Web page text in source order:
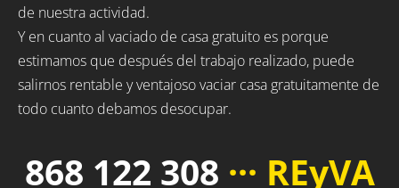
de nuestra actividad.
Y en cuanto al vaciado de casa gratuito es porque
estimamos que después del trabajo realizado, puede
salirnos rentable y ventajoso vaciar casa gratuitamente de
todo cuanto debamos desocupar.
868 122 308 ··· REyVA